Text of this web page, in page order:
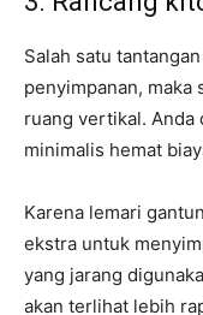
Salah satu
penyimpanan, maka
ruang vertikal. Anda
minimalis hemat
Karena lemari
ekstra untuk
yang jarang
akan terlihat lebih